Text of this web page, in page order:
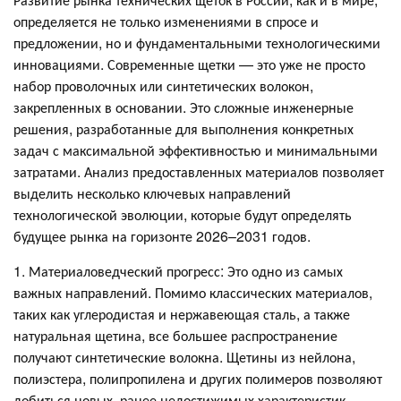
определяется не только изменениями в спросе и
предложении, но и фундаментальными технологическими
инновациями. Современные щетки — это уже не просто
набор проволочных или синтетических волокон,
закрепленных в основании. Это сложные инженерные
решения, разработанные для выполнения конкретных
задач с максимальной эффективностью и минимальными
затратами. Анализ предоставленных материалов позволяет
выделить несколько ключевых направлений
технологической эволюции, которые будут определять
будущее рынка на горизонте 2026–2031 годов.
1. Материаловедческий прогресс: Это одно из самых
важных направлений. Помимо классических материалов,
таких как углеродистая и нержавеющая сталь, а также
натуральная щетина, все большее распространение
получают синтетические волокна. Щетины из нейлона,
полиэстера, полипропилена и других полимеров позволяют